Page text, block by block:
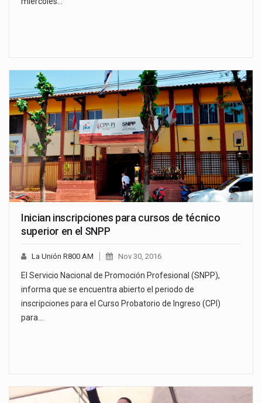
Inician inscripciones para cursos de técnico
superior en el SNPP
La Unión R800 AM Nov 30, 2016
El Servicio Nacional de Promoción Profesional (SNPP),
informa que se encuentra abierto el periodo de
inscripciones para el Curso Probatorio de Ingreso (CPI)
para…